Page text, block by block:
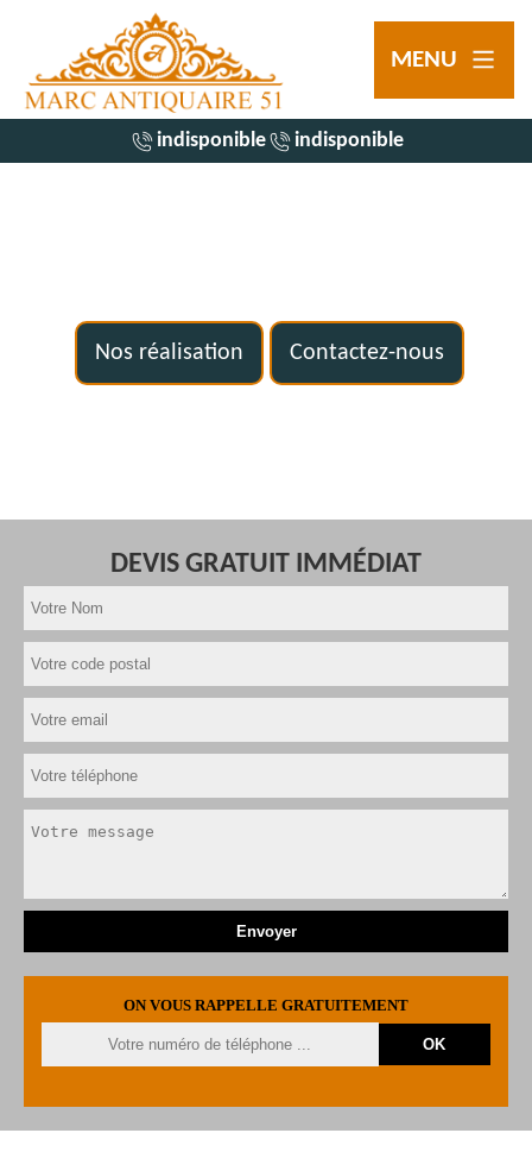
MENU
indisponible indisponible
Nos réalisation Contactez-nous
DEVIS GRATUIT IMMÉDIAT
ON VOUS RAPPELLE GRATUITEMENT